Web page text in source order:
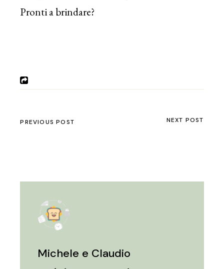
Pronti a brindare?
PREVIOUS POST NEXT POST
Michele e Claudio